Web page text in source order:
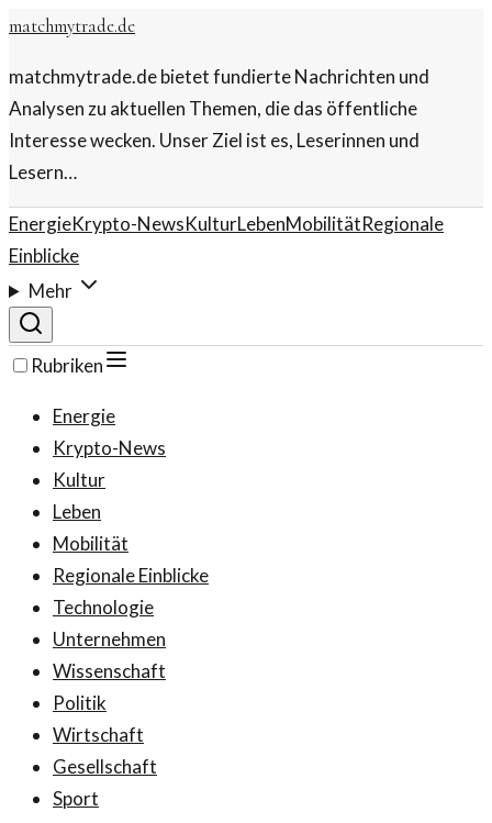
matchmytrade.de
matchmytrade.de bietet fundierte Nachrichten und
Analysen zu aktuellen Themen, die das öffentliche
Interesse wecken. Unser Ziel ist es, Leserinnen und
Lesern…
EnergieKrypto-NewsKulturLebenMobilitätRegionale
Einblicke
Mehr
Rubriken
Energie
Krypto-News
Kultur
Leben
Mobilität
Regionale Einblicke
Technologie
Unternehmen
Wissenschaft
Politik
Wirtschaft
Gesellschaft
Sport